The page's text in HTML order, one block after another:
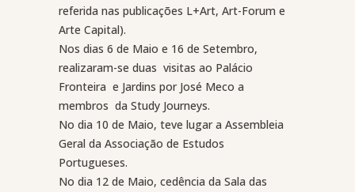
referida nas publicações L+Art, Art-Forum e
Arte Capital).
Nos dias 6 de Maio e 16 de Setembro,
realizaram-se duas visitas ao Palácio
Fronteira e Jardins por José Meco a
membros da Study Journeys.
No dia 10 de Maio, teve lugar a Assembleia
Geral da Associação de Estudos
Portugueses.
No dia 12 de Maio, cedência da Sala das